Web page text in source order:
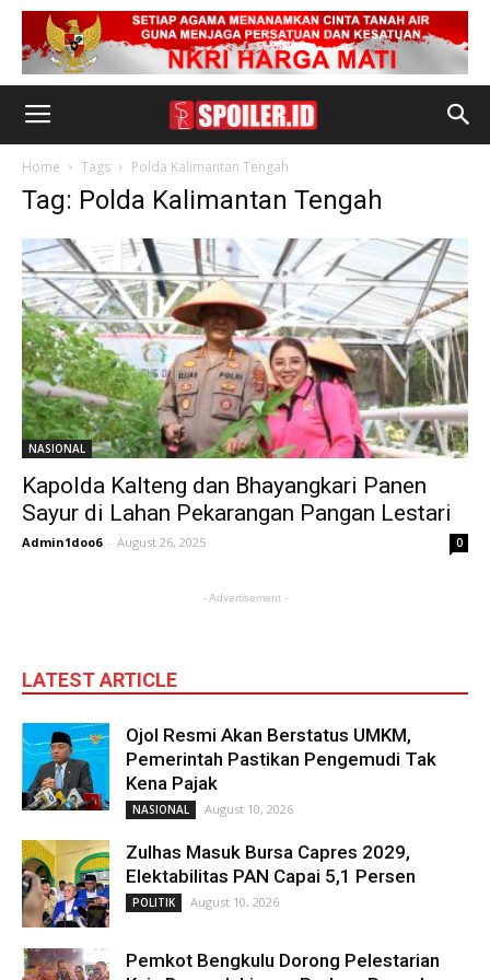
Home Tags Polda Kalimantan Tengah
Tag: Polda Kalimantan Tengah
NASIONAL
Kapolda Kalteng dan Bhayangkari Panen
Sayur di Lahan Pekarangan Pangan Lestari
Admin1doo6 - August 26, 2025 0
- Advertisement -
LATEST ARTICLE
Ojol Resmi Akan Berstatus UMKM,
Pemerintah Pastikan Pengemudi Tak
Kena Pajak
NASIONAL August 10, 2026
Zulhas Masuk Bursa Capres 2029,
Elektabilitas PAN Capai 5,1 Persen
POLITIK August 10, 2026
Pemkot Bengkulu Dorong Pelestarian